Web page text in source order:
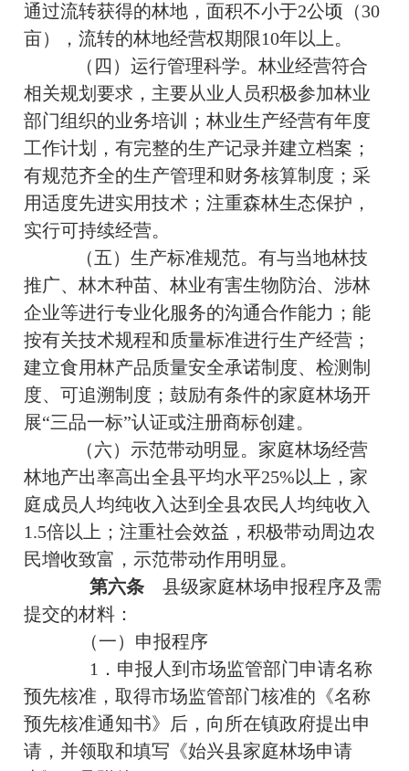
通过流转获得的林地，面积不小于2公顷（30
亩），流转的林地经营权期限10年以上。
（四）运行管理科学。林业经营符合
相关规划要求，主要从业人员积极参加林业
部门组织的业务培训；林业生产经营有年度
工作计划，有完整的生产记录并建立档案；
有规范齐全的生产管理和财务核算制度；采
用适度先进实用技术；注重森林生态保护，
实行可持续经营。
（五）生产标准规范。有与当地林技
推广、林木种苗、林业有害生物防治、涉林
企业等进行专业化服务的沟通合作能力；能
按有关技术规程和质量标准进行生产经营；
建立食用林产品质量安全承诺制度、检测制
度、可追溯制度；鼓励有条件的家庭林场开
展“三品一标”认证或注册商标创建。
（六）示范带动明显。家庭林场经营
林地产出率高出全县平均水平25%以上，家
庭成员人均纯收入达到全县农民人均纯收入
1.5倍以上；注重社会效益，积极带动周边农
民增收致富，示范带动作用明显。
第六条县级家庭林场申报程序及需
提交的材料：
（一）申报程序
1．申报人到市场监管部门申请名称
预先核准，取得市场监管部门核准的《名称
预先核准通知书》后，向所在镇政府提出申
请，并领取和填写《始兴县家庭林场申请